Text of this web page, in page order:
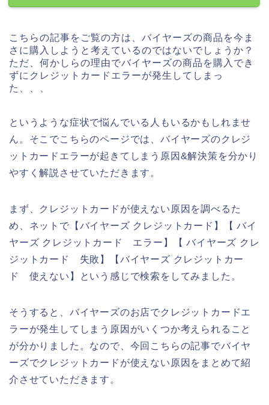
こちらの記事をご覧の方は、バイヤーズの商品を今ま
さに購入しようと考えているのではないでしょうか？
ただ、何かしらの理由でバイヤーズの商品を購入でき
ずにクレジットカードエラーが発生してしまっ
た、、、
というような症状で悩んでいる人もいるかもしれませ
ん。そこでこちらのページでは、バイヤーズのクレジ
ットカードエラーが起きてしまう原因&解決策を分かり
やすく解説させていただきます。
まず、クレジットカードが使えない原因を調べるた
め、ネットで【バイヤーズ クレジットカード】【 バイ
ヤーズ クレジットカード エラー】【 バイヤーズ クレ
ジットカード 失敗】【バイヤーズ クレジットカー
ド 使えない】という感じで検索をしてみました。
そうすると、バイヤーズのお店でクレジットカードエ
ラーが発生してしまう原因がいくつか考えられること
が分かりました。なので、今回こちらの記事でバイヤ
ーズでクレジットカードが使えない原因をまとめて紹
介させていただきます。